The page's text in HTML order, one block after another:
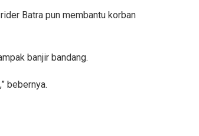
Batra pun membantu korban
banjir bandang.
bebernya.